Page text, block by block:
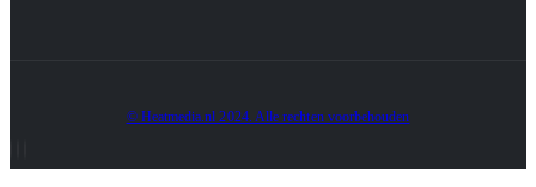
© Heatmedia.nl 2024. Alle rechten voorbehouden